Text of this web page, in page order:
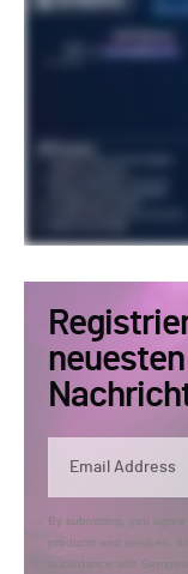
By submitting, you
products and services,
accordance with